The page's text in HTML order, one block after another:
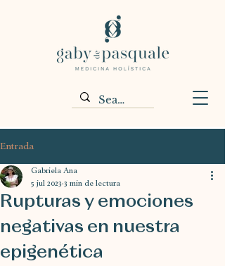
Entrada
Rupturas y emociones
negativas en nuestra
epigenética
Gabriela Ana
5 jul 2023 3 min de lectura